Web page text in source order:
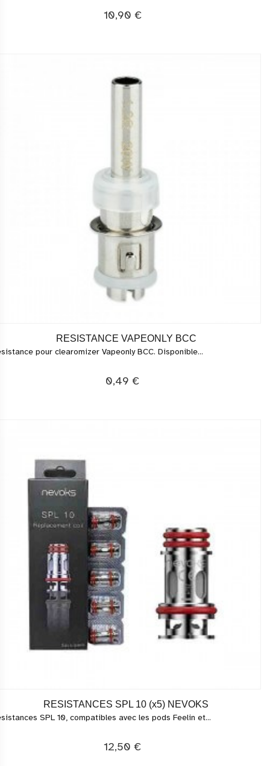
10,90 €
RESISTANCE VAPEONLY BCC
pour clearomizer Vapeonly BCC. Disponible...
0,49 €
RESISTANCES SPL 10 (x5) NEVOKS
SPL 10, compatibles avec les pods Feelin et...
12,50 €